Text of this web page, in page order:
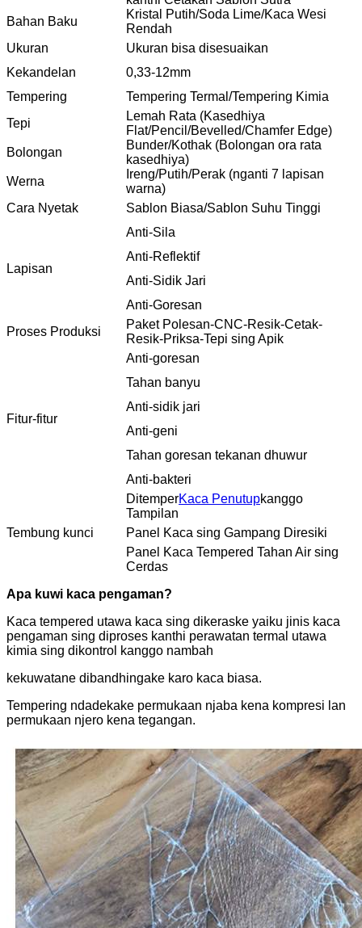
Bahan Baku
Kristal Putih/Soda Lime/Kaca Wesi
Rendah
Ukuran
Ukuran bisa disesuaikan
Kekandelan
0,33-12mm
Tempering
Tempering Termal/Tempering Kimia
Tepi
Lemah Rata (Kasedhiya
Flat/Pencil/Bevelled/Chamfer Edge)
Bolongan
Bunder/Kothak (Bolongan ora rata
kasedhiya)
Werna
Ireng/Putih/Perak (nganti 7 lapisan
warna)
Cara Nyetak
Sablon Biasa/Sablon Suhu Tinggi
Lapisan
Anti-Sila
Anti-Reflektif
Anti-Sidik Jari
Anti-Goresan
Proses Produksi
Paket Polesan-CNC-Resik-Cetak-
Resik-Priksa-Tepi sing Apik
Fitur-fitur
Anti-goresan
Tahan banyu
Anti-sidik jari
Anti-geni
Tahan goresan tekanan dhuwur
Anti-bakteri
Tembung kunci
DitemperKaca Penutupkanggo
Tampilan
Panel Kaca sing Gampang Diresiki
Panel Kaca Tempered Tahan Air sing
Cerdas
Apa kuwi kaca pengaman?
Kaca tempered utawa kaca sing dikeraske yaiku jinis kaca
pengaman sing diproses kanthi perawatan termal utawa
kimia sing dikontrol kanggo nambah
kekuwatane dibandhingake karo kaca biasa.
Tempering ndadekake permukaan njaba kena kompresi lan
permukaan njero kena tegangan.